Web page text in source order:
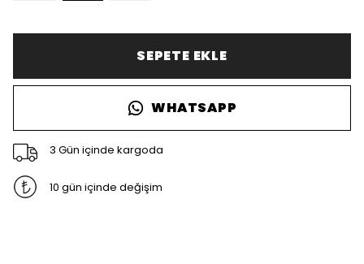
SEPETE EKLE
WHATSAPP
3 Gün içinde kargoda
10 gün içinde değişim